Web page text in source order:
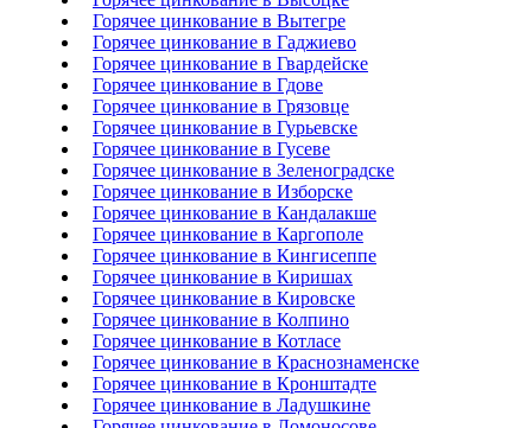
Горячее цинкование в Вытегре
Горячее цинкование в Гаджиево
Горячее цинкование в Гвардейске
Горячее цинкование в Гдове
Горячее цинкование в Грязовце
Горячее цинкование в Гурьевске
Горячее цинкование в Гусеве
Горячее цинкование в Зеленоградске
Горячее цинкование в Изборске
Горячее цинкование в Кандалакше
Горячее цинкование в Каргополе
Горячее цинкование в Кингисеппе
Горячее цинкование в Киришах
Горячее цинкование в Кировске
Горячее цинкование в Колпино
Горячее цинкование в Котласе
Горячее цинкование в Краснознаменске
Горячее цинкование в Кронштадте
Горячее цинкование в Ладушкине